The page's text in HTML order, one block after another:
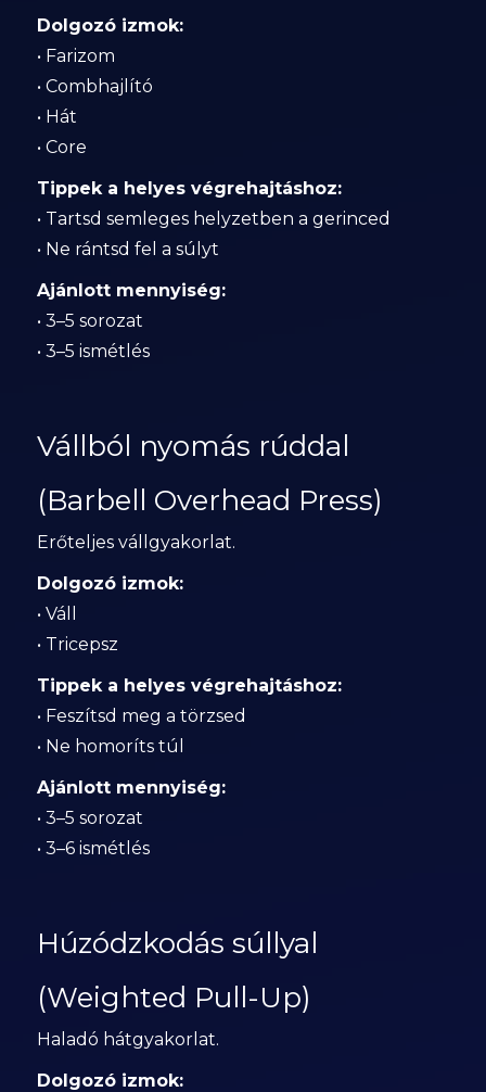
Dolgozó izmok:
• Farizom
• Combhajlító
• Hát
• Core
Tippek a helyes végrehajtáshoz:
• Tartsd semleges helyzetben a gerinced
• Ne rántsd fel a súlyt
Ajánlott mennyiség:
• 3–5 sorozat
• 3–5 ismétlés
Vállból nyomás rúddal
(Barbell Overhead Press)
Erőteljes vállgyakorlat.
Dolgozó izmok:
• Váll
• Tricepsz
Tippek a helyes végrehajtáshoz:
• Feszítsd meg a törzsed
• Ne homoríts túl
Ajánlott mennyiség:
• 3–5 sorozat
• 3–6 ismétlés
Húzódzkodás súllyal
(Weighted Pull-Up)
Haladó hátgyakorlat.
Dolgozó izmok: